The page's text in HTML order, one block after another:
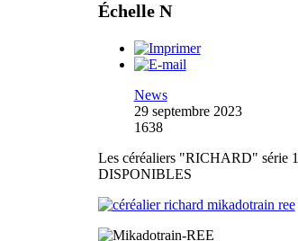
Échelle N
News
29 septembre 2023
1638
Les céréaliers "RICHARD" série
DISPONIBLES